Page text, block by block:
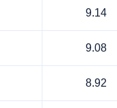
9.14
9.08
8.92